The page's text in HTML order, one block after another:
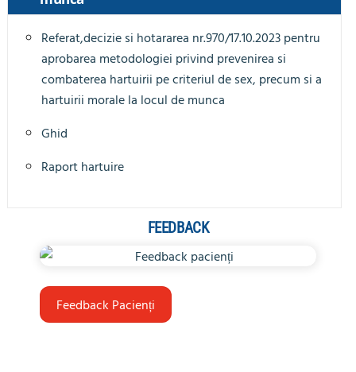
Referat,decizie si hotararea nr.970/17.10.2023 pentru
aprobarea metodologiei privind prevenirea si
combaterea hartuirii pe criteriul de sex, precum si a
hartuirii morale la locul de munca
Ghid
Raport hartuire
FEEDBACK
Feedback Pacienți